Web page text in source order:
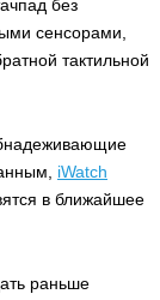
без
сенсорами,
тактильной
iWatch
в ближайшее
раньше